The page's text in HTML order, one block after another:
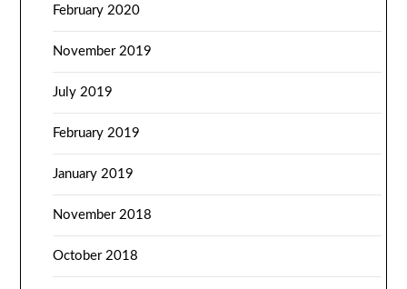
February 2020
November 2019
July 2019
February 2019
January 2019
November 2018
October 2018